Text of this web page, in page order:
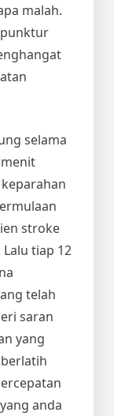
malah.
selama
stroke
tiap 12
telah
saran
yang
anda